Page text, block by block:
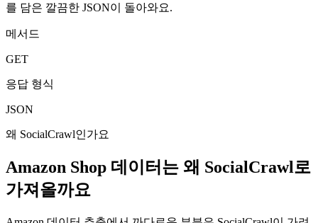
를 담은 깔끔한 JSON이 돌아와요.
메서드
GET
응답 형식
JSON
왜 SocialCrawl인가요
Amazon Shop 데이터는 왜 SocialCrawl로
가져올까요